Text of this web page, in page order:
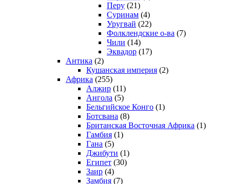
Перу (21)
Суринам (4)
Уругвай (22)
Фолклендские о-ва (7)
Чили (14)
Эквадор (17)
Антика (2)
Кушанская империя (2)
Африка (255)
Алжир (11)
Ангола (5)
Бельгийское Конго (1)
Ботсвана (8)
Британская Восточная Африка (1)
Гамбия (1)
Гана (5)
Джибути (1)
Египет (30)
Заир (4)
Замбия (7)